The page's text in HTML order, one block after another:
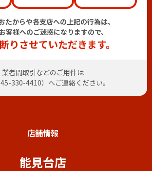
たからや各支店への上記の行為は、
客様へのご迷惑になりますので、
りさせていただきます。
業者間取引などのご用件は
330-4410）へご連絡ください。
店舗情報
能見台店